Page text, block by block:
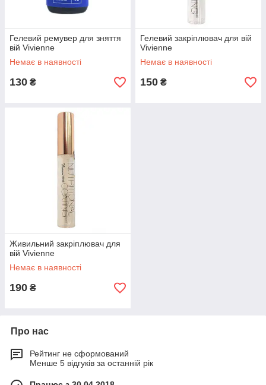
Гелевий ремувер для зняття
вій Vivienne
Немає в наявності
130 ₴
Гелевий закріплювач для вій
Vivienne
Немає в наявності
150 ₴
Живильний закріплювач для
вій Vivienne
Немає в наявності
190 ₴
Про нас
Рейтинг не сформований
Менше 5 відгуків за останній рік